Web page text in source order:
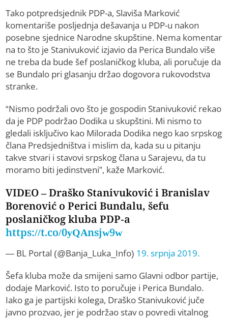
Tako potpredsjednik PDP-a, Slaviša Marković
komentariše posljednja dešavanja u PDP-u nakon
posebne sjednice Narodne skupštine. Nema komentar
na to što je Stanivuković izjavio da Perica Bundalo više
ne treba da bude šef poslaničkog kluba, ali poručuje da
se Bundalo pri glasanju držao dogovora rukovodstva
stranke.
“Nismo podržali ovo što je gospodin Stanivuković rekao
da je PDP podržao Dodika u skupštini. Mi nismo to
gledali isključivo kao Milorada Dodika nego kao srpskog
člana Predsjedništva i mislim da, kada su u pitanju
takve stvari i stavovi srpskog člana u Sarajevu, da tu
moramo biti jedinstveni”, kaže Marković.
VIDEO – Draško Stanivuković i Branislav
Borenović o Perici Bundalu, šefu
poslaničkog kluba PDP-a
https://t.co/0yQAnsjw9w
— BL Portal (@Banja_Luka_Info) 19. srpnja 2019.
Šefa kluba može da smijeni samo Glavni odbor partije,
dodaje Marković. Isto to poručuje i Perica Bundalo.
Iako ga je partijski kolega, Draško Stanivuković juče
javno prozvao, jer je podržao stav o povredi vitalnog